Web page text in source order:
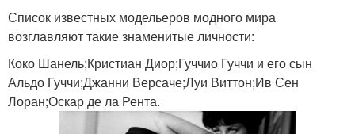
Список известных модельеров модного мира
возглавляют такие знаменитые личности:
Коко Шанель;Кристиан Диор;Гуччио Гуччи и его сын
Альдо Гуччи;Джанни Версаче;Луи Виттон;Ив Сен
Лоран;Оскар де ла Рента.